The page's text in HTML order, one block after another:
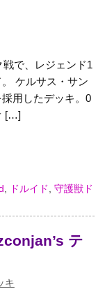
で、レジェンド1
ケルサス・サン
用したデッキ。0
[…]
ドルイド ,守護獣ド
テ
キ